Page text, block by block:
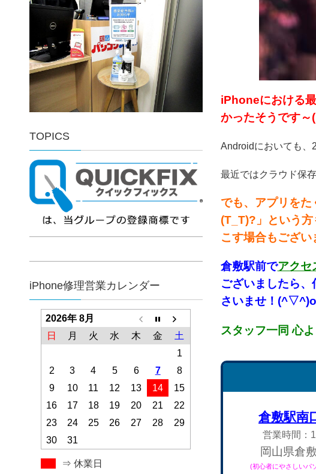
iPhoneにおける
かったそうです～
Androidにおいても、
最近ではクラウド保
でも、アプリを
(T_T)?」という
こす場合もござ
倉敷駅前でアクセ
ございましたら
さいませ！(^▽^)o
スタッフ一同 心
倉敷駅南
営業時間：
岡山県倉
(初心者にやさしいパ
TOPICS
iPhone修理営業カレンダー
2026年 8月
日
月 火 水 木 金
土
1
2
3 4 5 6 7
8
9
10 11 12 13 14
15
16
17 18 19 20 21
22
23
24 25 26 27 28
29
30
31
⇒ 休業日